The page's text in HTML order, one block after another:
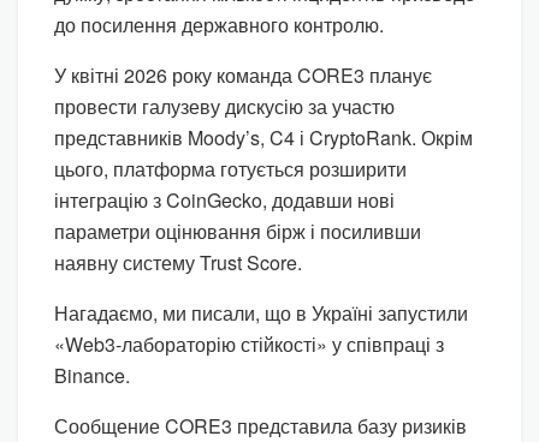
до посилення державного контролю.
У квітні 2026 року команда CORE3 планує
провести галузеву дискусію за участю
представників Moody’s, C4 і CryptoRank. Окрім
цього, платформа готується розширити
інтеграцію з CoinGecko, додавши нові
параметри оцінювання бірж і посиливши
наявну систему Trust Score.
Нагадаємо, ми писали, що в Україні запустили
«Web3-лабораторію стійкості» у співпраці з
Binance.
Сообщение CORE3 представила базу ризиків